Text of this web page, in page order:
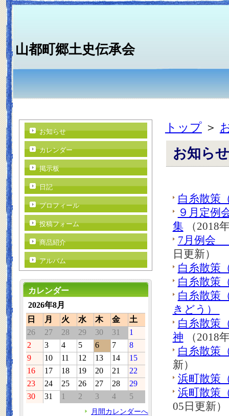
山都町郷土史伝承会
トップ＞
お知ら
白糸散策
９月定例
集 （2018
7月例会
日更新）
白糸散策
白糸散策
白糸散策
きどう）
白糸散策
神 （2018
白糸散策
新）
浜町散策
浜町散策
05日更新）
お知らせ
カレンダー
掲示板
日記
プロフィール
投稿フォーム
商品紹介
アルバム
カレンダー
2026年8月
日
月 火 水 木 金
土
26
27 28 29 30 31
1
2
3 4 5 6 7
8
9
10 11 12 13 14
15
16
17 18 19 20 21
22
23
24 25 26 27 28
29
30
31 1 2 3 4 5
月間カレンダーへ